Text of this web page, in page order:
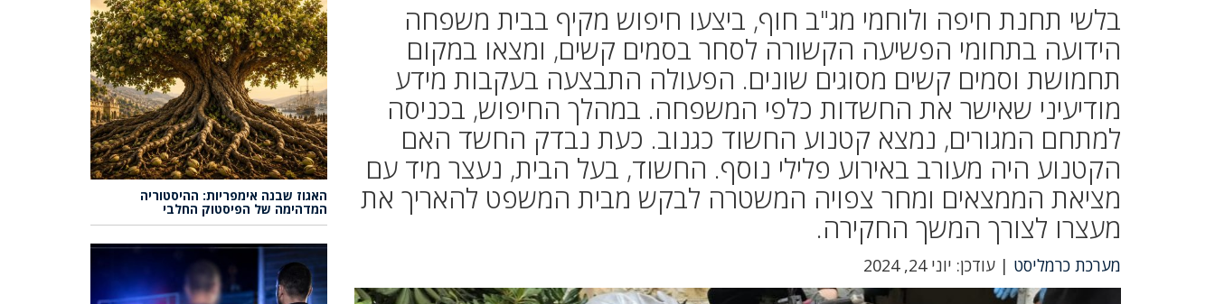
בלשי תחנת חיפה ולוחמי מג"ב חוף, ביצעו חיפוש מקיף בבית משפחה
הידועה בתחומי הפשיעה הקשורה לסחר בסמים קשים, ומצאו במקום
תחמושת וסמים קשים מסוגים שונים. הפעולה התבצעה בעקבות מידע
מודיעיני שאישר את החשדות כלפי המשפחה. במהלך החיפוש, בכניסה
למתחם המגורים, נמצא קטנוע החשוד כגנוב. כעת נבדק החשד האם
הקטנוע היה מעורב באירוע פלילי נוסף. החשוד, בעל הבית, נעצר מיד עם
מציאת הממצאים ומחר צפויה המשטרה לבקש מבית המשפט להאריך את
מעצרו לצורך המשך החקירה.
מערכת כרמליסט | עודכן: יוני 24, 2024
האגוז שבנה אימפריות: ההיסטוריה
המדהימה של הפיסטוק החלבי